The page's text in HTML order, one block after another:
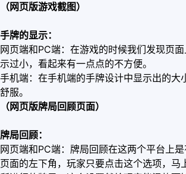
（网页版游戏截图）
手牌的显示：
网页端和PC端：在游戏的时候我们发现页
示过小，看起来有一点点的不方便。
手机端：在手机端的手牌设计中显示出的大
舒服。
（网页版牌局回顾页面）
牌局回顾：
网页端和PC端：牌局回顾在这两个平台上
页面的左下角，玩家只要点击这个选项，马